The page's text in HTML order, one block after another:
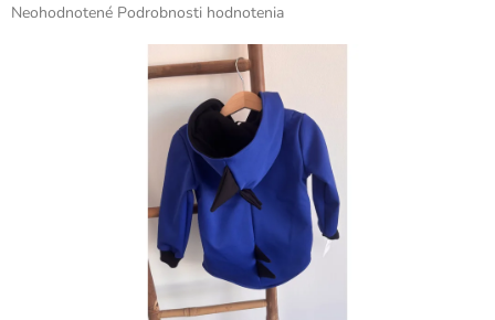
Priemerné
Neohodnotené Podrobnosti hodnotenia